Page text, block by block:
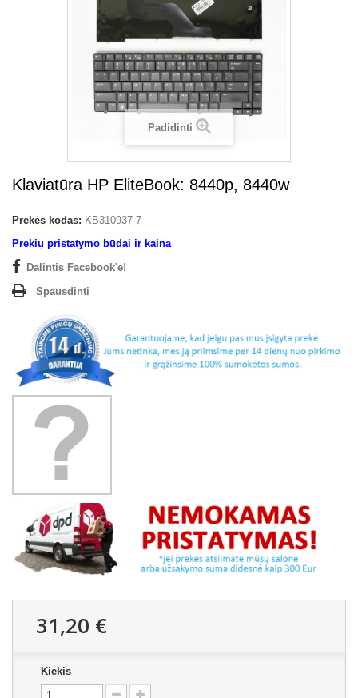
Padidinti
Klaviatūra HP EliteBook: 8440p, 8440w
Prekės kodas: KB310937 7
Prekių pristatymo būdai ir kaina
Dalintis Facebook'e!
Spausdinti
31,20 €
Kiekis